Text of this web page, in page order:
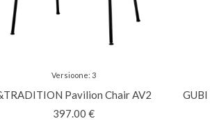
Versioone: 3
&TRADITION Pavilion Chair AV2
397.00 €
GUBI